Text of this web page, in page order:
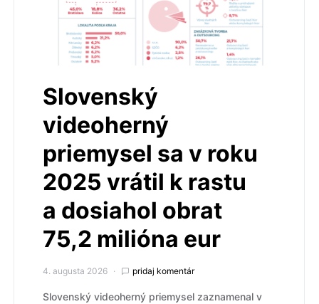
Slovenský
videoherný
priemysel sa v roku
2025 vrátil k rastu
a dosiahol obrat
75,2 milióna eur
4. augusta 2026 pridaj komentár
Slovenský videoherný priemysel zaznamenal v